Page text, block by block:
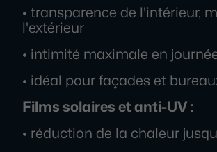
• transparence de l'intérieur,
l'extérieur
• intimité maximale en
• idéal pour façades et
Films solaires et anti-UV :
• réduction de la chaleur